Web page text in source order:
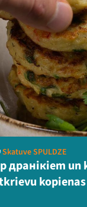
Skatuve SPULDZE
дранікіem